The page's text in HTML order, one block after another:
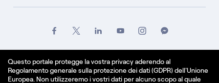
Questo portale protegge la vostra privacy aderendo al
Regolamento generale sulla protezione dei dati (GDPR) dell'Unione
Europea. Non utilizzeremo i vostri dati per alcuno scopo al quale
Informativa sui cookie